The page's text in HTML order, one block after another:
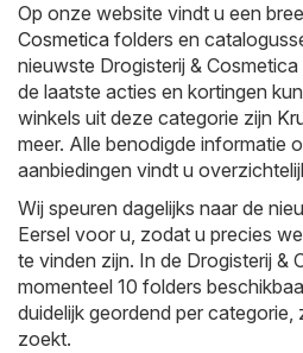
Op onze website vindt u een
Cosmetica folders en
nieuwste Drogisterij &
de laatste acties en kortingen
winkels uit deze categorie zijn
meer. Alle benodigde informatie
aanbiedingen vindt u
Wij speuren dagelijks naar de
Eersel voor u, zodat u precies
te vinden zijn. In de Drogisterij &
momenteel 10 folders
duidelijk geordend per
zoekt.